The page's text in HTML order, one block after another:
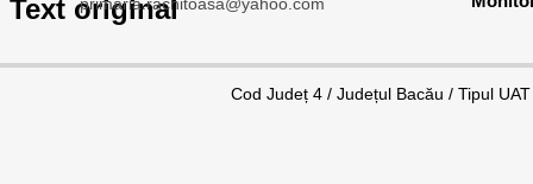
Cod Județ 4 / Județul Bacău / Tipul
Text original